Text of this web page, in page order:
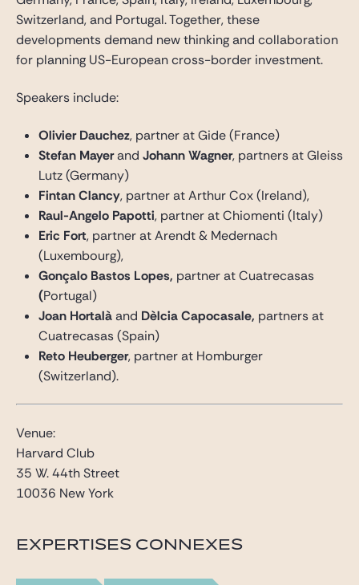
Switzerland, and Portugal. Together, these
developments demand new thinking and collaboration
for planning US-European cross-border investment.
Speakers include:
Olivier Dauchez, partner at Gide (France)
Stefan Mayerand Johann Wagner, partners at Gleiss
Lutz (Germany)
Fintan Clancy, partner at Arthur Cox (Ireland),
Raul-Angelo Papotti, partner at Chiomenti (Italy)
Eric Fort, partner at Arendt & Medernach
(Luxembourg),
Gonçalo Bastos Lopes, partner at Cuatrecasas
(Portugal)
Joan Hortalàand Dèlcia Capocasale, partners at
Cuatrecasas (Spain)
Reto Heuberger, partner at Homburger
(Switzerland).
Venue:
Harvard Club
35 W. 44th Street
10036 New York
EXPERTISES CONNEXES